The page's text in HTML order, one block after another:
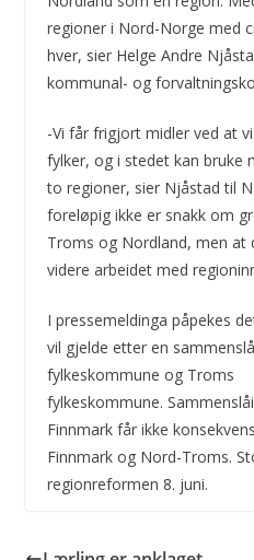
regioner i Nord-Norge med
hver, sier Helge Andre
kommunal- og
-Vi får frigjort midler ved at
fylker, og i stedet kan
to regioner, sier Njåstad til
foreløpig ikke er snakk om
Troms og Nordland, men at
videre arbeidet med
I pressemeldinga påpekes
vil gjelde etter en
fylkeskommune og Troms
fylkeskommune.
Finnmark får ikke
Finnmark og Nord-Troms.
regionreformen 8. juni.